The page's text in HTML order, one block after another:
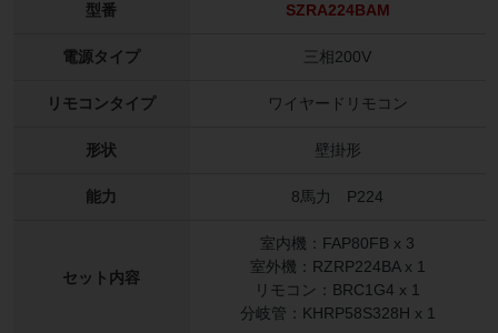
型番 SZRA224BAM
電源タイプ 三相200V
リモコンタイプ ワイヤードリモコン
形状 壁掛形
能力 8馬力 P224
セット内容
室内機：FAP80FB x 3
室外機：RZRP224BA x 1
リモコン：BRC1G4 x 1
分岐管：KHRP58S328H x 1